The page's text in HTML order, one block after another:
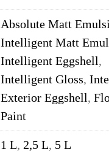
Absolute Matt
Intelligent Matt
Intelligent Eggshell,
Intelligent Gloss,
Exterior Eggshell,
Paint
1 L, 2,5 L, 5 L